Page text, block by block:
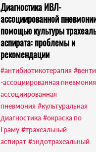
Диагностика ИВЛ-
ассоциированной
помощью культуры
аспирата: проблемы и
рекомендации
#антибиотикотерапия
-ассоциированная пневмония
ассоциированная
пневмония #культуральная
диагностика #окраска по
Граму #трахеальный
аспират #эндотрахеальный